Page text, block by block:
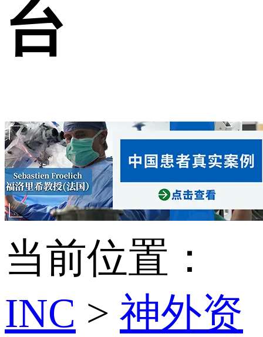
台
当前位置：
INC > 神外资